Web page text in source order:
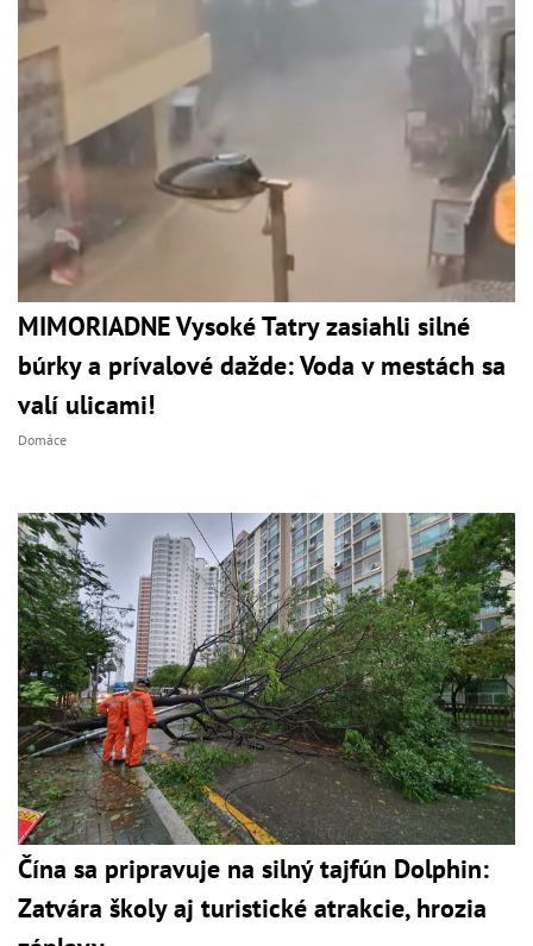
MIMORIADNE Vysoké Tatry zasiahli silné
búrky a prívalové dažde: Voda v mestách sa
valí ulicami!
Domáce
Čína sa pripravuje na silný tajfún Dolphin:
Zatvára školy aj turistické atrakcie, hrozia